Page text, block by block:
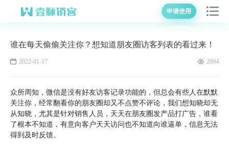
申请使用
谁在每天偷偷关注你？想知道朋友圈访客列表的看过来！
2022-01-17 2994
众所周知，微信是没有好友访客记录功能的，但总会有些人在默默
关注你，经常翻看你的朋友圈却又不点赞不评论，我们想知晓却无
从知晓，尤其是针对销售人员，天天在朋友圈发产品打广告，谁看
了根本不知道，有意向客户天天访问也不知道向谁逼单，信息无法
得到及时反馈。